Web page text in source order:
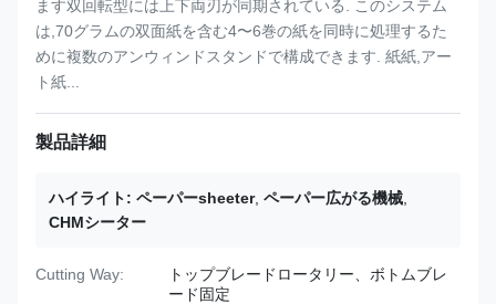
ます双回転型には上下両刃が同期されている. このシステム
は,70グラムの双面紙を含む4〜6巻の紙を同時に処理するた
めに複数のアンウィンドスタンドで構成できます. 紙紙,アー
ト紙...
製品詳細
ハイライト: ペーパーsheeter, ペーパー広がる機械
CHMシーター
Cutting Way:
トップブレードロータリー、ボトムブレ
ード固定